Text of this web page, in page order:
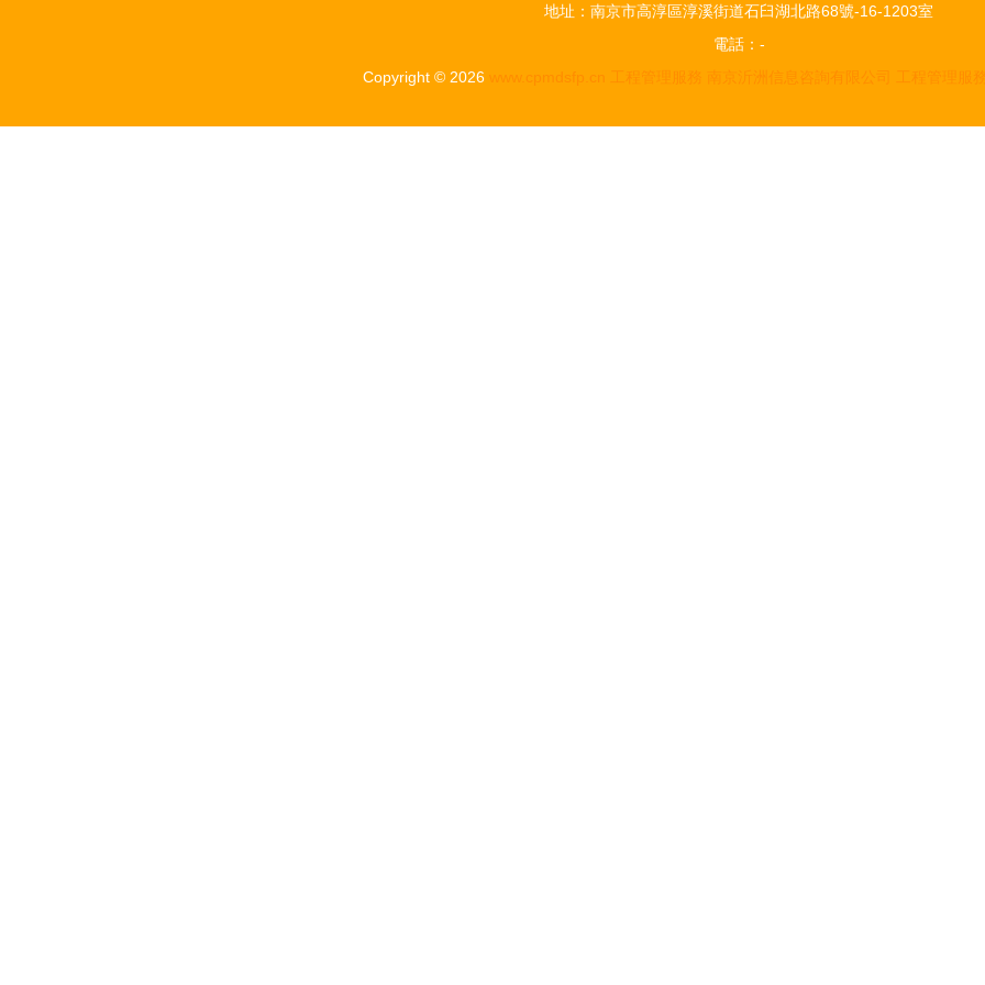
地址：南京市高淳區淳溪街道石臼湖北路68號-16-1203室
電話：-
Copyright © 2026 www.cpmdsfp.cn 工程管理服務 南京沂洲信息咨詢有限公司 工程管理服務